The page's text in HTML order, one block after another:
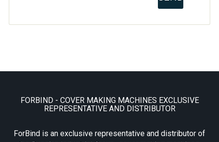
FORBIND - COVER MAKING MACHINES EXCLUSIVE
REPRESENTATIVE AND DISTRIBUTOR
ForBind is an exclusive representative and distributor of